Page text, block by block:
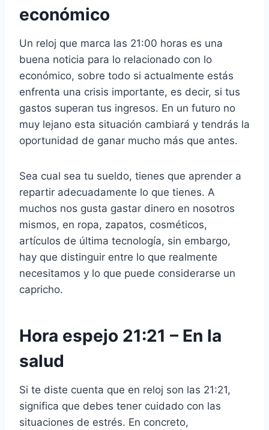
económico
Un reloj que marca las 21:00 horas es una
buena noticia para lo relacionado con lo
económico, sobre todo si actualmente estás
enfrenta una crisis importante, es decir, si tus
gastos superan tus ingresos. En un futuro no
muy lejano esta situación cambiará y tendrás la
oportunidad de ganar mucho más que antes.
Sea cual sea tu sueldo, tienes que aprender a
repartir adecuadamente lo que tienes. A
muchos nos gusta gastar dinero en nosotros
mismos, en ropa, zapatos, cosméticos,
artículos de última tecnología, sin embargo,
hay que distinguir entre lo que realmente
necesitamos y lo que puede considerarse un
capricho.
Hora espejo 21:21 – En la
salud
Si te diste cuenta que en reloj son las 21:21,
significa que debes tener cuidado con las
situaciones de estrés. En concreto,